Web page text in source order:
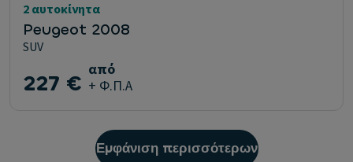
2 αυτοκίνητα
Peugeot 2008
SUV
227 € από
+ Φ.Π.Α
Εμφάνιση περισσότερων